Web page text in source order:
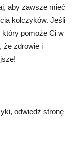
aby zawsze mieć
kolczyków. Jeśli
który pomoże Ci w
że zdrowie i
odwiedź stronę